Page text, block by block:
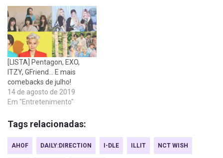
[LISTA] Pentagon, EXO,
ITZY, GFriend… E mais
comebacks de julho!
14 de agosto de 2019
Em "Entretenimento"
Tags relacionadas:
AHOF DAILY:DIRECTION I-DLE ILLIT NCT WISH